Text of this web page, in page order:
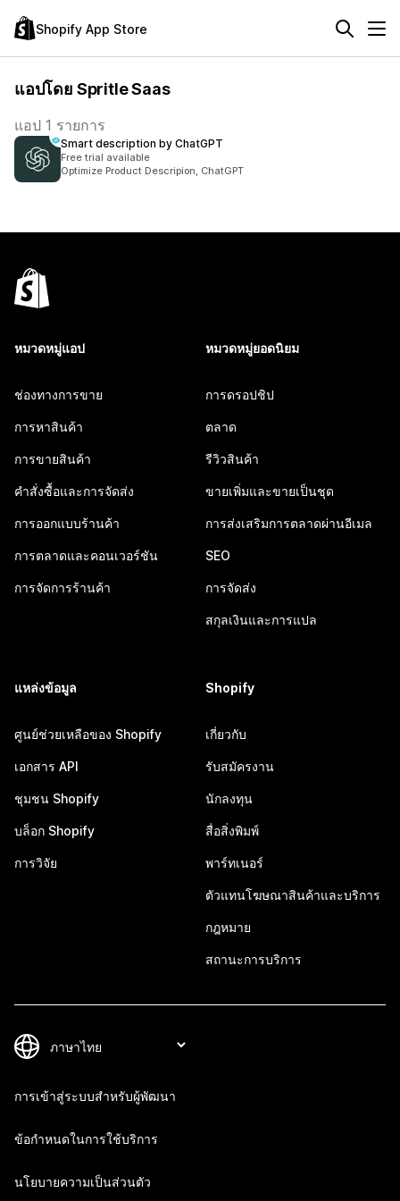
Shopify App Store
แอปโดย Spritle Saas
แอป 1 รายการ
Smart description by ChatGPT
Free trial available
Optimize Product Descripion, ChatGPT
หมวดหมู่แอป
ช่องทางการขาย
การหาสินค้า
การขายสินค้า
คำสั่งซื้อและการจัดส่ง
การออกแบบร้านค้า
การตลาดและคอนเวอร์ชัน
การจัดการร้านค้า
หมวดหมู่ยอดนิยม
การดรอปชิป
ตลาด
รีวิวสินค้า
ขายเพิ่มและขายเป็นชุด
การส่งเสริมการตลาดผ่านอีเมล
SEO
การจัดส่ง
สกุลเงินและการแปล
แหล่งข้อมูล
ศูนย์ช่วยเหลือของ Shopify
เอกสาร API
ชุมชน Shopify
บล็อก Shopify
การวิจัย
Shopify
เกี่ยวกับ
รับสมัครงาน
นักลงทุน
สื่อสิ่งพิมพ์
พาร์ทเนอร์
ตัวแทนโฆษณาสินค้าและบริการ
กฎหมาย
สถานะการบริการ
การเข้าสู่ระบบสำหรับผู้พัฒนา
ข้อกำหนดในการใช้บริการ
นโยบายความเป็นส่วนตัว